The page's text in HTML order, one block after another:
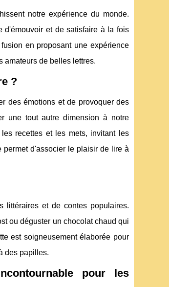
notre expérience du monde.
d'émouvoir et de satisfaire à la fois
en proposant une expérience
amateurs de belles lettres.
?
des émotions et de provoquer des
une tout autre dimension à notre
recettes et les mets, invitant les
permet d'associer le plaisir de lire à
littéraires et de contes populaires.
ou déguster un chocolat chaud qui
est soigneusement élaborée pour
des papilles.
pour les